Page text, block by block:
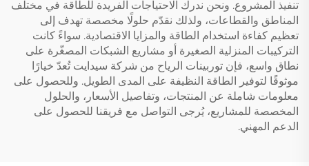
تنفيذ المشروع. ونحن ندرك الاحتياجات الفريدة للطاقة في مختلف
المناطق والقطاعات، ولذلك نقدّم حلولًا مخصصة تهدف إلى
تعظيم كفاءة استخدام الطاقة والمزايا الاقتصادية. سواءً كانت
التركيبات المنزلية الصغيرة أو مشاريع الشبكات المصغّرة على
نطاق واسع، فإن توربينات الرياح من شركة سيدايت تُعدّ خيارًا
موثوقًا لتوفير الطاقة النظيفة على المدى الطويل. وللحصول على
معلومات شاملة عن المنتجات، وتفاصيل الأسعار، والحلول
المخصصة للمشاريع، يُرجى التواصل مع فريقنا للحصول على
الدعم المهني.